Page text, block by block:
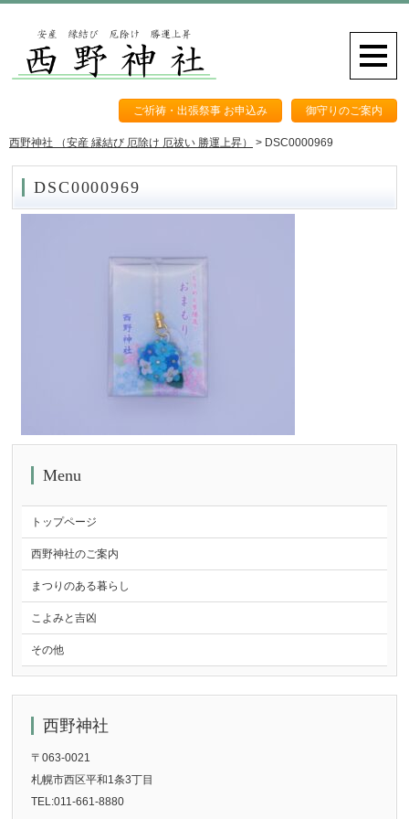
ご祈祷・出張祭事 お申込み 御守りのご案内
西野神社 （安産 縁結び 厄除け 厄祓い 勝運上昇） > DSC0000969
DSC0000969
Menu
トップページ
西野神社のご案内
まつりのある暮らし
こよみと吉凶
その他
西野神社
〒063-0021
札幌市西区平和1条3丁目
TEL:011-661-8880